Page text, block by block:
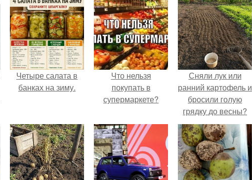
Четыре салата в
банках на зиму.
Что нельзя
покупать в
супермаркете?
Сняли лук или
ранний картофель и
бросили голую
грядку до весны?